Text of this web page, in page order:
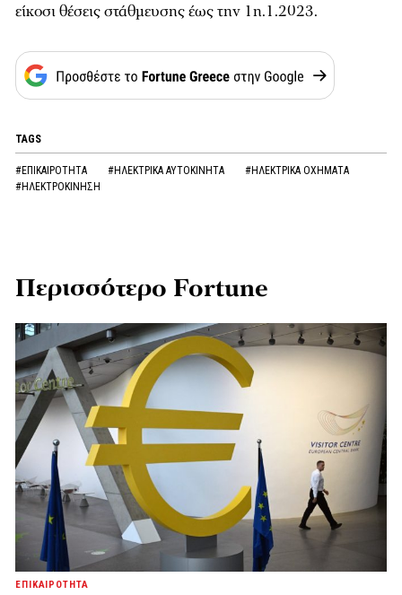
είκοσι θέσεις στάθμευσης έως την 1η.1.2023.
TAGS
#ΕΠΙΚΑΙΡΟΤΗΤΑ #ΗΛΕΚΤΡΙΚΑ ΑΥΤΟΚΙΝΗΤΑ
#ΗΛΕΚΤΡΙΚΑ ΟΧΗΜΑΤΑ
#ΗΛΕΚΤΡΟΚΙΝΗΣΗ
Περισσότερο Fortune
ΕΠΙΚΑΙΡΟΤΗΤΑ